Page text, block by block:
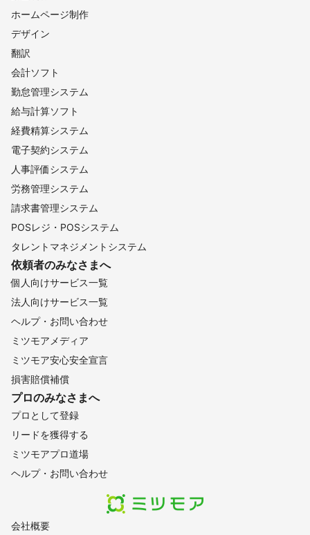
会社概要
ホームページ制作
デザイン
翻訳
会計ソフト
勤怠管理システム
給与計算ソフト
経費精算システム
電子契約システム
人事評価システム
労務管理システム
請求書管理システム
POSレジ・POSシステム
タレントマネジメントシステム
依頼者のみなさまへ
個人向けサービス一覧
法人向けサービス一覧
ヘルプ・お問い合わせ
ミツモアメディア
ミツモア安心安全宣言
損害賠償補償
プロのみなさまへ
プロとして登録
リードを獲得する
ミツモアプロ道場
ヘルプ・お問い合わせ